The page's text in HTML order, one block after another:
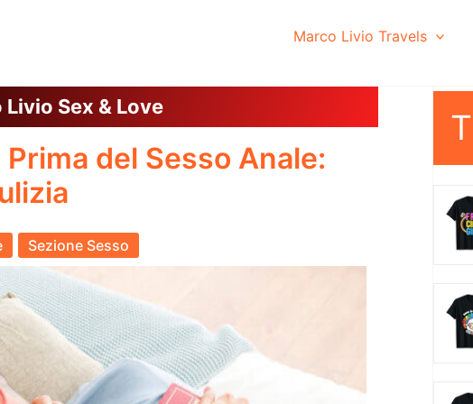
Marco Livio Travels
Livio Sex & Love
del Sesso Anale:
Sezione Sesso
T